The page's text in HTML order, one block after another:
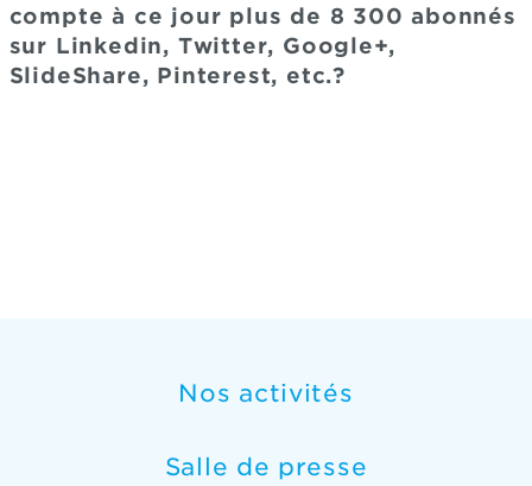
compte à ce jour plus de 8 300 abonnés
sur Linkedin, Twitter, Google+,
SlideShare, Pinterest, etc.?
Nos activités
Salle de presse